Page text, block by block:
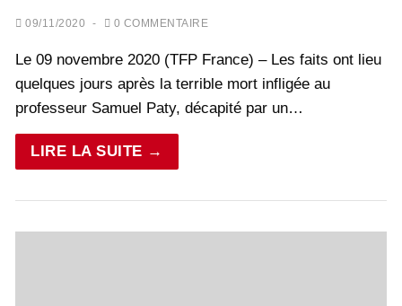
09/11/2020 - 0 COMMENTAIRE
Le 09 novembre 2020 (TFP France) – Les faits ont lieu
quelques jours après la terrible mort infligée au
professeur Samuel Paty, décapité par un…
LIRE LA SUITE →